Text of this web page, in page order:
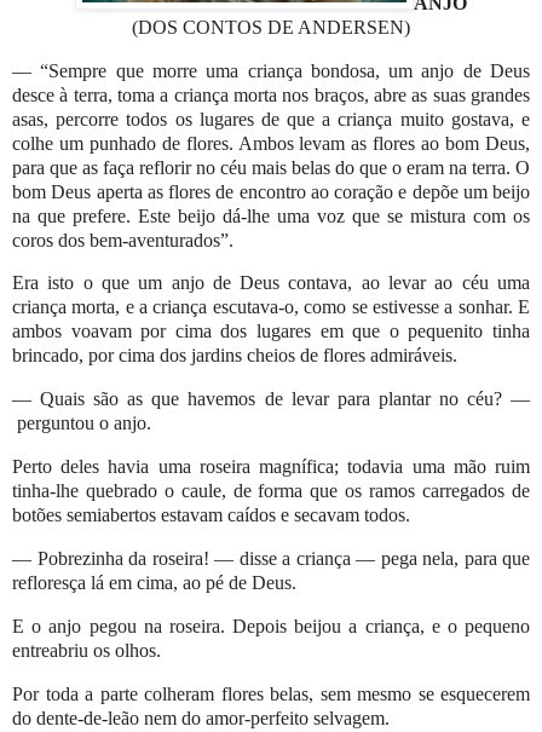
(DOS CONTOS DE ANDERSEN)
— “Sempre que morre uma criança bondosa, um anjo de Deus
desce à terra, toma a criança morta nos braços, abre as suas grandes
asas, percorre todos os lugares de que a criança muito gostava, e
colhe um punhado de flores. Ambos levam as flores ao bom Deus,
para que as faça reflorir no céu mais belas do que o eram na terra. O
bom Deus aperta as flores de encontro ao coração e depõe um beijo
na que prefere. Este beijo dá-lhe uma voz que se mistura com os
coros dos bem-aventurados”.
Era isto o que um anjo de Deus contava, ao levar ao céu uma
criança morta, e a criança escutava-o, como se estivesse a sonhar. E
ambos voavam por cima dos lugares em que o pequenito tinha
brincado, por cima dos jardins cheios de flores admiráveis.
—Quais são as que havemos de levar para plantar no céu?—
perguntou o anjo.
Perto deles havia uma roseira magnífica; todavia uma mão ruim
tinha-lhe quebrado o caule, de forma que os ramos carregados de
botões semiabertos estavam caídos e secavam todos.
— Pobrezinha da roseira! — disse a criança — pega nela, para que
refloresça lá em cima, ao pé de Deus.
E o anjo pegou na roseira. Depois beijou a criança, e o pequeno
entreabriu os olhos.
Por toda a parte colheram flores belas, sem mesmo se esquecerem
do dente-de-leão nem do amor-perfeito selvagem.